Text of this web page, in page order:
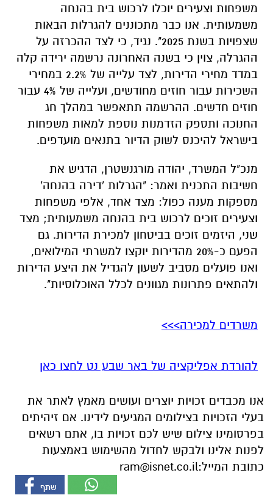
משפחות וצעירים יוכלו לרכוש בית בהנחה
משמעותית. אנו כבר מתכוננים להגרלות הבאות
שצפויות בשנת 2025". נגיד, כי לצד ההכרזה על
ההגרלה, צוין כי בשנה האחרונה נרשמה ירידה קלה
במדד מחירי הדירות, לצד עלייה של 2.2% במחירי
השכירות עבור חוזים מחודשים, ועלייה של 4% עבור
חוזים חדשים. ההרשמה תתאפשר במהלך חג
החנוכה ותספק הזדמנות נוספת למאות משפחות
בישראל להיכנס לשוק הדיור בתנאים מועדפים.
מנכ"ל המשרד, יהודה מורגנשטרן, הדגיש את
חשיבות התכנית ואמר: "הגרלות 'דירה בהנחה'
מספקות מענה כפול: מצד אחד, אלפי משפחות
וצעירים זוכים לרכוש בית בהנחה משמעותית; מצד
שני, היזמים זוכים בביטחון למכירת הדירות. גם
הפעם כ-20% מהדירות יוקצו למשרתי המילואים,
ואנו פועלים מסביב לשעון להגדיל את היצע הדירות
ולהתאים פתרונות מגוונים לכלל האוכלוסיות".
משרדים למכירה>>>
להורדת אפליקציה של באר שבע נט לחצו כאן
אנו מכבדים זכויות יוצרים ועושים מאמץ לאתר את
בעלי הזכויות בצילומים המגיעים לידינו. אם זיהיתים
בפרסומינו צילום שיש לכם זכויות בו, אתם רשאים
לפנות אלינו ולבקש לחדול מהשימוש באמצעות
כתובת המייל:ram@isnet.co.il